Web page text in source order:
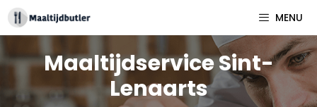
Spring
naar
inhoud
MENU
Maaltijdservice Sint-
Lenaarts